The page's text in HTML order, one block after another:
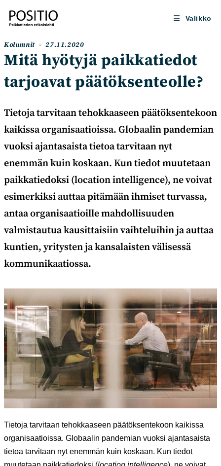
suoraan
sisältöön
Valikko
Artikkelin
kategoria:
Kolumnit
Artikkeli
julkaistu:
27.11.2020
Mitä hyötyjä paikkatiedot
tarjoavat päätöksenteolle?
Tietoja tarvitaan tehokkaaseen päätöksentekoon
kaikissa organisaatioissa. Globaalin pandemian
vuoksi ajantasaista tietoa tarvitaan nyt
enemmän kuin koskaan. Kun tiedot muutetaan
paikkatiedoksi (location intelligence), ne voivat
esimerkiksi auttaa pitämään ihmiset turvassa,
antaa organisaatioille mahdollisuuden
valmistautua kausittaisiin vaihteluihin ja auttaa
kuntien, yritysten ja kansalaisten välisessä
kommunikaatiossa.
Tietoja tarvitaan tehokkaaseen päätöksentekoon kaikissa
organisaatioissa. Globaalin pandemian vuoksi ajantasaista
tietoa tarvitaan nyt enemmän kuin koskaan. Kun tiedot